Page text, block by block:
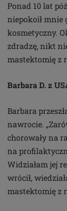
Ponad 10 lat
niepokoił mnie
kosmetyczny.
zdradzę, nikt
mastektomię z
Barbara D. z
Barbara
nawrocie.
chorowały na
na
Widziałam jej
wrócił,
mastektomię z